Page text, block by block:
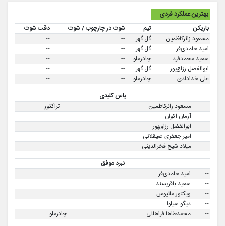
بهترین عملکرد فردی
بازیکن تیم شوت در چارچوب / شوت
دقت شوت
مسعود زائرکاظمین
گل گهر --
--
امید حامدی‌فر
گل گهر --
--
سعید محمدفرد
چادرملو --
--
ابوالفضل رزاق‌پور
گل گهر --
--
علی خدادادی
چادرملو --
--
پاس کلیدی
--
مسعود زائرکاظمین
تراکتور
--
آرمان اکوان
--
ابوالفضل رزاق‌پور
--
امیر جعفری صیقلانی
--
میلاد شیخ فخرالدینی
نبرد موفق
--
امید حامدی‌فر
--
سعید باقرپسند
--
ویکتور ماتیوس
--
دیگو سیلوا
--
محمدطاها فراهانی
چادرملو